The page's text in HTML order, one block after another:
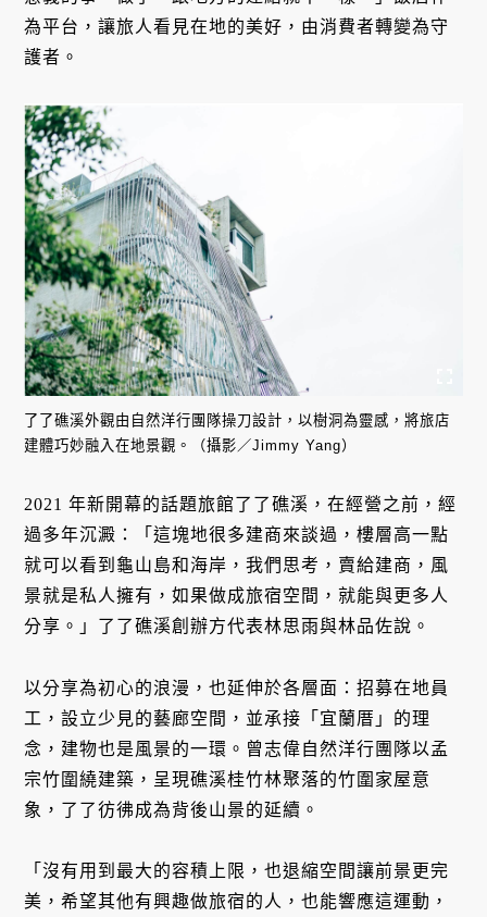
為平台，讓旅人看見在地的美好，由消費者轉變為守
護者。
了了礁溪外觀由自然洋行團隊操刀設計，以樹洞為靈感，將旅店
建體巧妙融入在地景觀。（攝影／Jimmy Yang）
2021 年新開幕的話題旅館了了礁溪，在經營之前，經
過多年沉澱：「這塊地很多建商來談過，樓層高一點
就可以看到龜山島和海岸，我們思考，賣給建商，風
景就是私人擁有，如果做成旅宿空間，就能與更多人
分享。」了了礁溪創辦方代表林思雨與林品佐說。
以分享為初心的浪漫，也延伸於各層面：招募在地員
工，設立少見的藝廊空間，並承接「宜蘭厝」的理
念，建物也是風景的一環。曾志偉自然洋行團隊以孟
宗竹圍繞建築，呈現礁溪桂竹林聚落的竹圍家屋意
象，了了彷彿成為背後山景的延續。
「沒有用到最大的容積上限，也退縮空間讓前景更完
美，希望其他有興趣做旅宿的人，也能響應這運動，